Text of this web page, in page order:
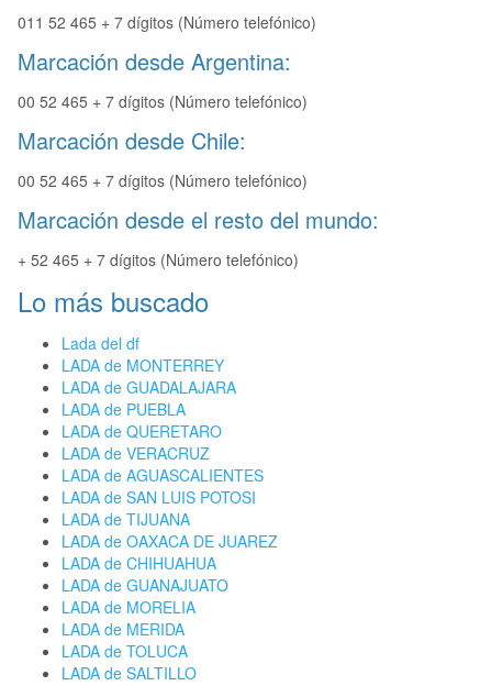
011 52 465 + 7 dígitos (Número telefónico)
Marcación desde Argentina:
00 52 465 + 7 dígitos (Número telefónico)
Marcación desde Chile:
00 52 465 + 7 dígitos (Número telefónico)
Marcación desde el resto del mundo:
+ 52 465 + 7 dígitos (Número telefónico)
Lo más buscado
Lada del df
LADA de MONTERREY
LADA de GUADALAJARA
LADA de PUEBLA
LADA de QUERETARO
LADA de VERACRUZ
LADA de AGUASCALIENTES
LADA de SAN LUIS POTOSI
LADA de TIJUANA
LADA de OAXACA DE JUAREZ
LADA de CHIHUAHUA
LADA de GUANAJUATO
LADA de MORELIA
LADA de MERIDA
LADA de TOLUCA
LADA de SALTILLO